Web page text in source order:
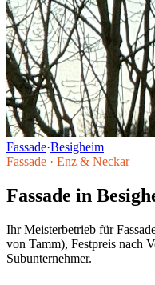
Fassade·Besigheim
Fassade · Enz & Neckar
Fassade in
Ihr Meisterbetrieb für
von Tamm), Festpreis nach
Subunternehmer.